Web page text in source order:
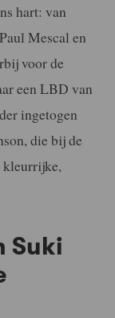
hart: van
Mescal en
voor de
een LBD van
ingetogen
die bij de
kleurrijke,
Suki